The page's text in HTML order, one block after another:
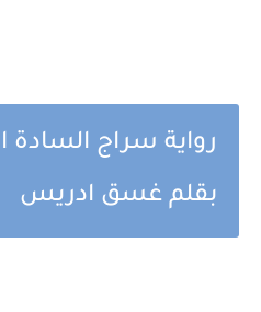
رواية سراج السادة
بقلم غسق ادريس